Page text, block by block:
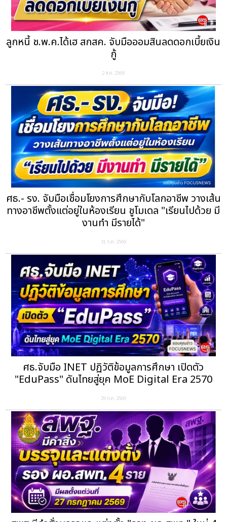
ลูกหนี้ ช.พ.ค.ได้เฮ สกสค. จับมือออมสินลดดอกเบี้ยเงิน
กู้
2 ส.ค. 2569
ศธ.- รง. จับมือเชื่อมโยงการศึกษากับโลกอาชีพ วางเส้น
ทางอาชีพตั้งแต่อยู่ในห้องเรียน ชูโมเดล "เรียนไปด้วย มี
งานทำ มีรายได้"
31 ก.ค. 2569
ศธ.จับมือ INET ปฏิวัติข้อมูลการศึกษา เปิดตัว
"EduPass" ดันไทยสู่ยุค MoE Digital Era 2570
29 ก.ค. 2569